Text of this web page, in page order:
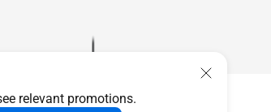
relevant promotions.